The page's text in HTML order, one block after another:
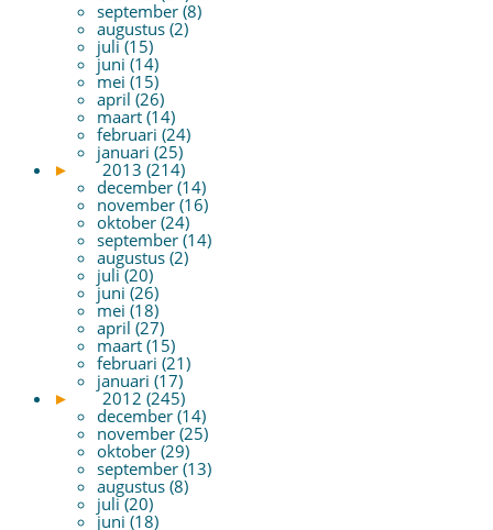
september (8)
augustus (2)
juli (15)
juni (14)
mei (15)
april (26)
maart (14)
februari (24)
januari (25)
►
2013 (214)
december (14)
november (16)
oktober (24)
september (14)
augustus (2)
juli (20)
juni (26)
mei (18)
april (27)
maart (15)
februari (21)
januari (17)
►
2012 (245)
december (14)
november (25)
oktober (29)
september (13)
augustus (8)
juli (20)
juni (18)